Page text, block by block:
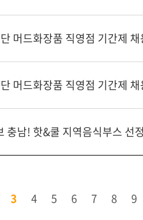
머드화장품 직영점 기간제 채
충남! 핫&쿨 지역음식부스 선
3 4 5 6 7 8 9